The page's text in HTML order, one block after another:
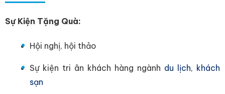
Sự Kiện Tặng Quà:
Hội nghị, hội thảo
Sự kiện tri ân khách hàng ngành du lịch, khách
sạn